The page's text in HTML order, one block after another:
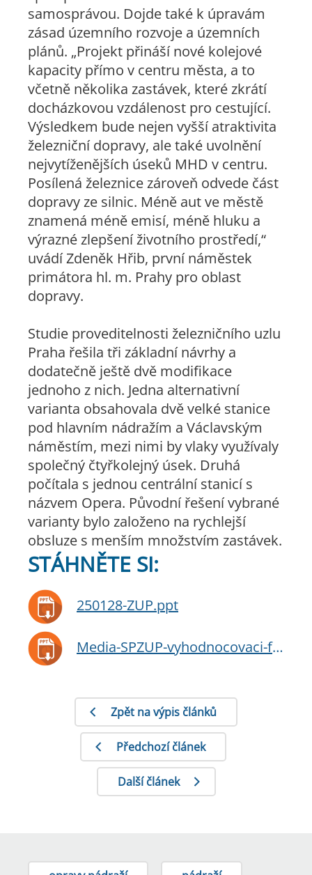
samosprávou. Dojde také k úpravám
zásad územního rozvoje a územních
plánů. „Projekt přináší nové kolejové
kapacity přímo v centru města, a to
včetně několika zastávek, které zkrátí
docházkovou vzdálenost pro cestující.
Výsledkem bude nejen vyšší atraktivita
železniční dopravy, ale také uvolnění
nejvytíženějších úseků MHD v centru.
Posílená železnice zároveň odvede část
dopravy ze silnic. Méně aut ve městě
znamená méně emisí, méně hluku a
výrazné zlepšení životního prostředí,“
uvádí Zdeněk Hřib, první náměstek
primátora hl. m. Prahy pro oblast
dopravy.
Studie proveditelnosti železničního uzlu
Praha řešila tři základní návrhy a
dodatečně ještě dvě modifikace
jednoho z nich. Jedna alternativní
varianta obsahovala dvě velké stanice
pod hlavním nádražím a Václavským
náměstím, mezi nimi by vlaky využívaly
společný čtyřkolejný úsek. Druhá
počítala s jednou centrální stanicí s
názvem Opera. Původní řešení vybrané
varianty bylo založeno na rychlejší
obsluze s menším množstvím zastávek.
STÁHNĚTE SI:
250128-ZUP.ppt
Media-SPZUP-vyhodnocovaci-faze.ppt
Zpět na výpis článků
Předchozí článek
Další článek